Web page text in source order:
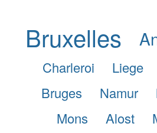
Bruxelles
Charleroi
Liege
Bruges
Namur
Mons
Alost